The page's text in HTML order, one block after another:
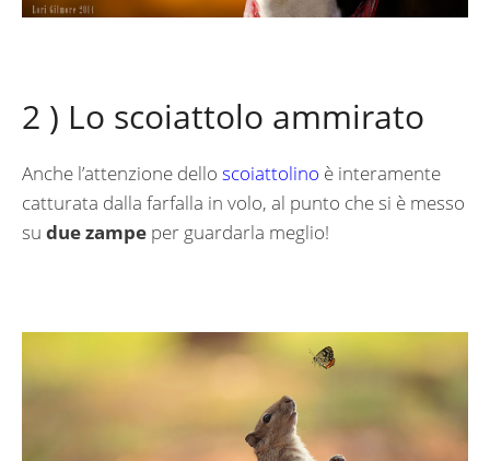
2 ) Lo scoiattolo ammirato
Anche l’attenzione dello scoiattolino è interamente
catturata dalla farfalla in volo, al punto che si è messo
su due zampe per guardarla meglio!